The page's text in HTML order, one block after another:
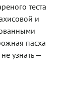
теста
и
пасха
узнать —